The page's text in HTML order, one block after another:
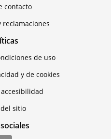
contacto
reclamaciones
de uso
y de cookies
sitio